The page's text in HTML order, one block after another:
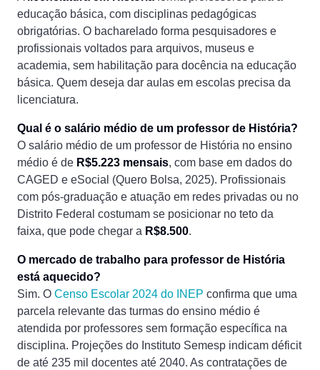
educação básica, com disciplinas pedagógicas
obrigatórias. O bacharelado forma pesquisadores e
profissionais voltados para arquivos, museus e
academia, sem habilitação para docência na educação
básica. Quem deseja dar aulas em escolas precisa da
licenciatura.
Qual é o salário médio de um professor de História?
O salário médio de um professor de História no ensino
médio é de R$5.223 mensais, com base em dados do
CAGED e eSocial (Quero Bolsa, 2025). Profissionais
com pós-graduação e atuação em redes privadas ou no
Distrito Federal costumam se posicionar no teto da
faixa, que pode chegar a R$8.500.
O mercado de trabalho para professor de História
está aquecido?
Sim. O Censo Escolar 2024 do INEP confirma que uma
parcela relevante das turmas do ensino médio é
atendida por professores sem formação específica na
disciplina. Projeções do Instituto Semesp indicam déficit
de até 235 mil docentes até 2040. As contratações de